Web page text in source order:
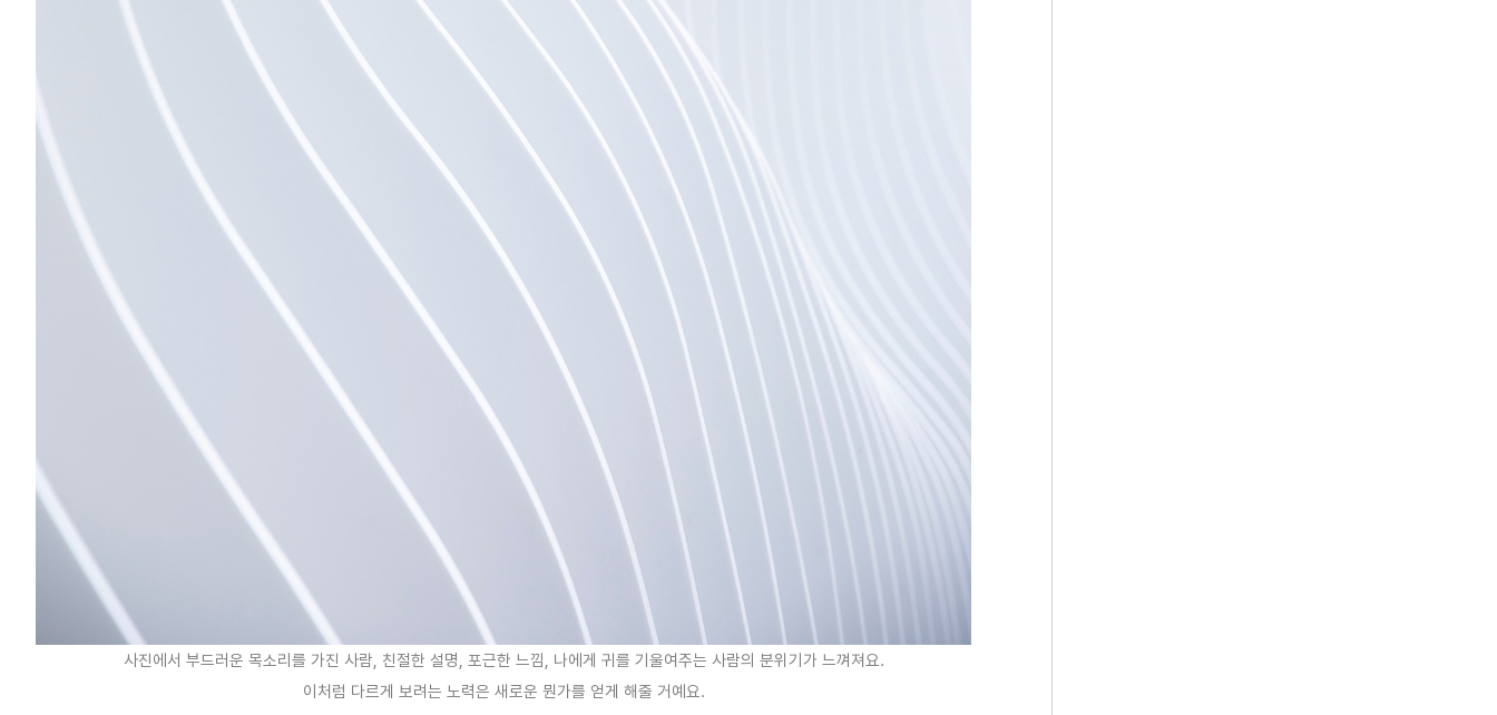
사진에서 부드러운 목소리를 가진 사람, 친절한 설명, 포근한 느낌, 나에게 귀를 기울여주는 사람의 분위기가 느껴져요.
이처럼 다르게 보려는 노력은 새로운 뭔가를 얻게 해줄 거예요.